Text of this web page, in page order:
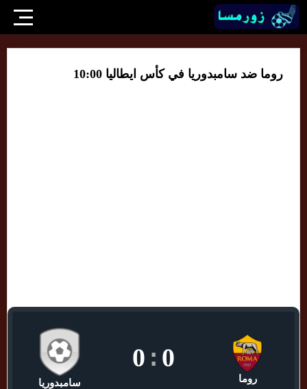
روما ضد سامبدوريا في كأس ايطاليا 10:00
روما
0
:
0
سامبدوريا